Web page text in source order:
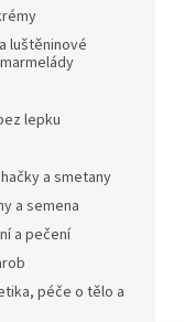
luštěninové
lepku
a smetany
a semena
a pečení
péče o tělo a